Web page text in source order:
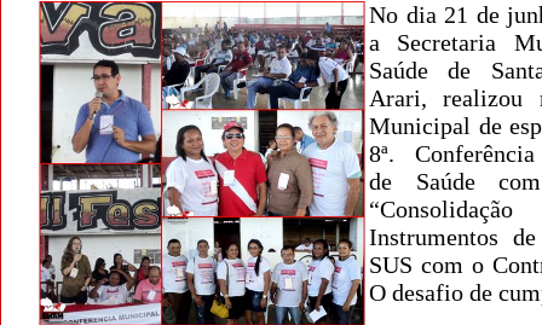
No dia 21 de
a Secretaria
Saúde de
Arari, realizou
Municipal de
8ª.
de Saúde
Instrumentos
SUS com o
O desafio de